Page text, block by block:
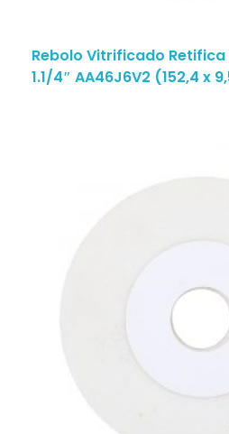
Rebolo Vitrificado Retifica
1.1/4″ AA46J6V2 (152,4 x